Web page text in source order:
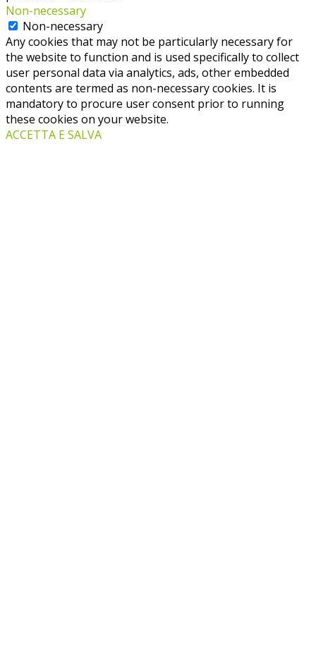
Non-necessary
Non-necessary
Any cookies that may not be particularly necessary for
the website to function and is used specifically to collect
user personal data via analytics, ads, other embedded
contents are termed as non-necessary cookies. It is
mandatory to procure user consent prior to running
these cookies on your website.
ACCETTA E SALVA